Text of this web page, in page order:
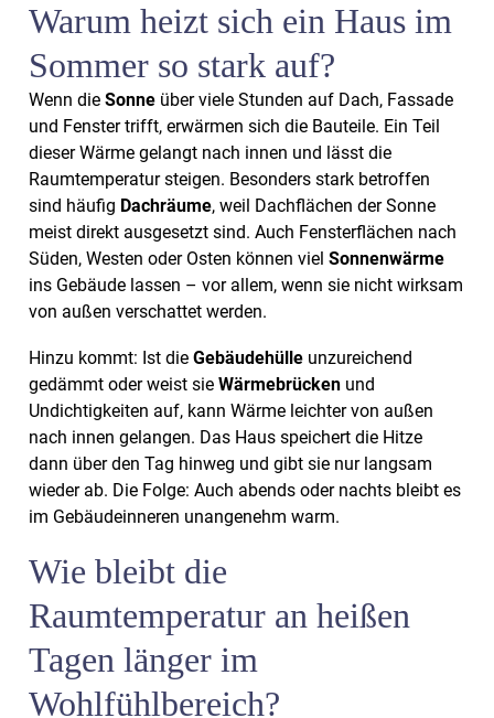
Warum heizt sich ein Haus im
Sommer so stark auf?
Wenn die Sonne über viele Stunden auf Dach, Fassade
und Fenster trifft, erwärmen sich die Bauteile. Ein Teil
dieser Wärme gelangt nach innen und lässt die
Raumtemperatur steigen. Besonders stark betroffen
sind häufig Dachräume, weil Dachflächen der Sonne
meist direkt ausgesetzt sind. Auch Fensterflächen nach
Süden, Westen oder Osten können viel Sonnenwärme
ins Gebäude lassen – vor allem, wenn sie nicht wirksam
von außen verschattet werden.
Hinzu kommt: Ist die Gebäudehülle unzureichend
gedämmt oder weist sie Wärmebrücken und
Undichtigkeiten auf, kann Wärme leichter von außen
nach innen gelangen. Das Haus speichert die Hitze
dann über den Tag hinweg und gibt sie nur langsam
wieder ab. Die Folge: Auch abends oder nachts bleibt es
im Gebäudeinneren unangenehm warm.
Wie bleibt die
Raumtemperatur an heißen
Tagen länger im
Wohlfühlbereich?